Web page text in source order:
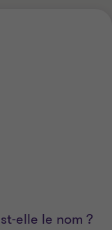
elle le nom ?